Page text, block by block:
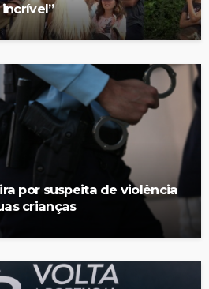
por suspeita de violência
crianças